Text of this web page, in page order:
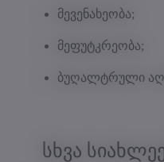
მევენახეობა;
მეფუტკრეობა;
ბუღალტრული
სხვა